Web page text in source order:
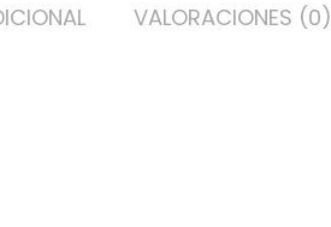
VALORACIONES (0)